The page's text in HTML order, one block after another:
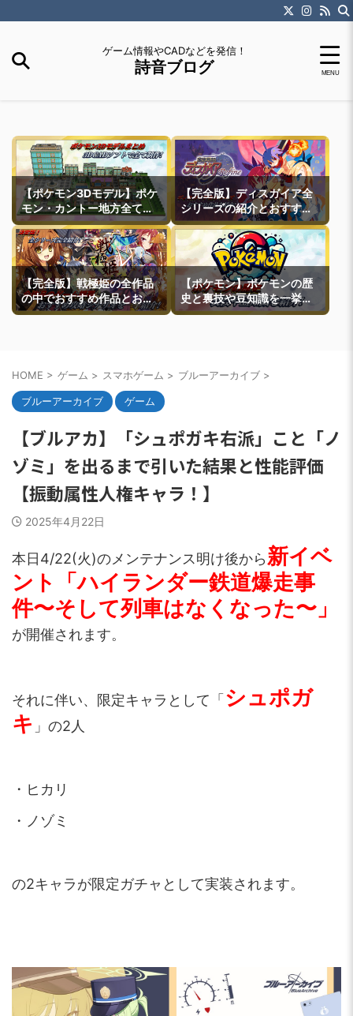
ゲーム情報やCADなどを発信！
詩音ブログ
【ポケモン3Dモデル】ポケ
モン・カントー地方全ての
町モデルなどを紹介
【完全版】ディスガイア全
シリーズの紹介とおすすめ
作品紹介
【完全版】戦極姫の全作品
の中でおすすめ作品とおす
すめ攻略ルートを一挙紹介
【ポケモン】ポケモンの歴
史と裏技や豆知識を一挙紹
介
HOME > ゲーム > スマホゲーム > ブルーアーカイブ >
ブルーアーカイブ ゲーム
【ブルアカ】「シュポガキ右派」こと「ノ
ゾミ」を出るまで引いた結果と性能評価
【振動属性人権キャラ！】
2025年4月22日
本日4/22(火)のメンテナンス明け後から新イベ
ント「ハイランダー鉄道爆走事
件〜そして列車はなくなった〜」
が開催されます。
それに伴い、限定キャラとして「シュポガ
キ 」の2人
・ヒカリ
・ノゾミ
の2キャラが限定ガチャとして実装されます。